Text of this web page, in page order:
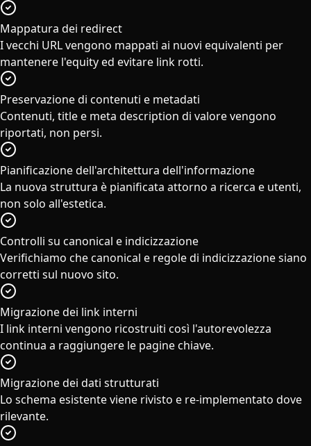
Mappatura dei redirect
I vecchi URL vengono mappati ai nuovi equivalenti per
mantenere l'equity ed evitare link rotti.
Preservazione di contenuti e metadati
Contenuti, title e meta description di valore vengono
riportati, non persi.
Pianificazione dell'architettura dell'informazione
La nuova struttura è pianificata attorno a ricerca e utenti,
non solo all'estetica.
Controlli su canonical e indicizzazione
Verifichiamo che canonical e regole di indicizzazione siano
corretti sul nuovo sito.
Migrazione dei link interni
I link interni vengono ricostruiti così l'autorevolezza
continua a raggiungere le pagine chiave.
Migrazione dei dati strutturati
Lo schema esistente viene rivisto e re-implementato dove
rilevante.